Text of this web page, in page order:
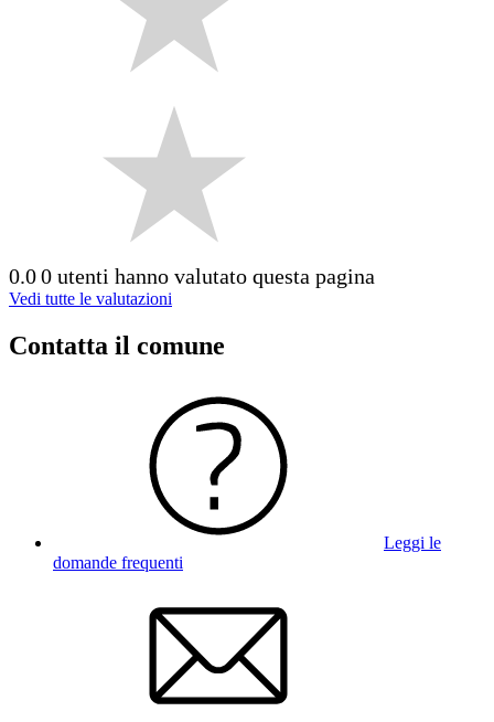
0.00 utenti hanno valutato questa pagina
Vedi tutte le valutazioni
Contatta il comune
Leggi le
domande frequenti